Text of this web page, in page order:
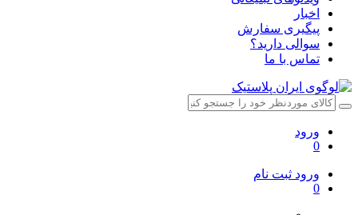
اخبار
پیگیری سفارش
سوالی دارید؟
تماس با ما
ورود
0
ورود ثبت نام
0